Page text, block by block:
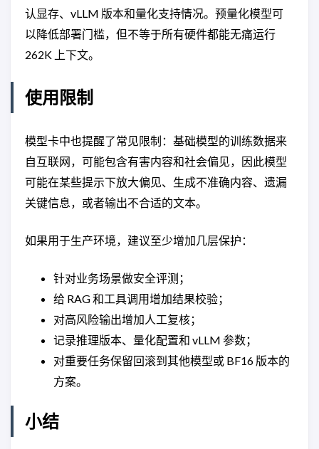
认显存、vLLM 版本和量化支持情况。预量化模型可
以降低部署门槛，但不等于所有硬件都能无痛运行
262K 上下文。
使用限制
模型卡中也提醒了常见限制：基础模型的训练数据来
自互联网，可能包含有害内容和社会偏见，因此模型
可能在某些提示下放大偏见、生成不准确内容、遗漏
关键信息，或者输出不合适的文本。
如果用于生产环境，建议至少增加几层保护：
针对业务场景做安全评测；
给 RAG 和工具调用增加结果校验；
对高风险输出增加人工复核；
记录推理版本、量化配置和 vLLM 参数；
对重要任务保留回滚到其他模型或 BF16 版本的
方案。
小结